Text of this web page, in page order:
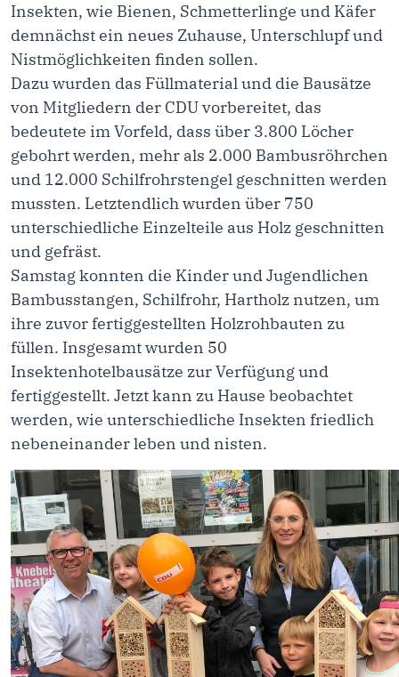
Insekten, wie Bienen, Schmetterlinge und Käfer
demnächst ein neues Zuhause, Unterschlupf und
Nistmöglichkeiten finden sollen.
Dazu wurden das Füllmaterial und die Bausätze
von Mitgliedern der CDU vorbereitet, das
bedeutete im Vorfeld, dass über 3.800 Löcher
gebohrt werden, mehr als 2.000 Bambusröhrchen
und 12.000 Schilfrohrstengel geschnitten werden
mussten. Letztendlich wurden über 750
unterschiedliche Einzelteile aus Holz geschnitten
und gefräst.
Samstag konnten die Kinder und Jugendlichen
Bambusstangen, Schilfrohr, Hartholz nutzen, um
ihre zuvor fertiggestellten Holzrohbauten zu
füllen. Insgesamt wurden 50
Insektenhotelbausätze zur Verfügung und
fertiggestellt. Jetzt kann zu Hause beobachtet
werden, wie unterschiedliche Insekten friedlich
nebeneinander leben und nisten.